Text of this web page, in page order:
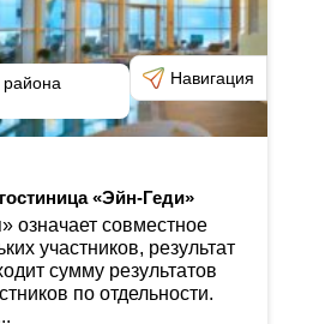
района
Навигация
«Эйн-Геди»
означает совместное
участников, результат
сумму результатов
по отдельности.